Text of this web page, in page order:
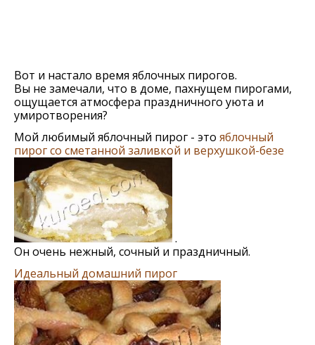
Вот и настало время яблочных пирогов.
Вы не замечали, что в доме, пахнущем пирогами,
ощущается атмосфера праздничного уюта и
умиротворения?
Мой любимый яблочный пирог - это яблочный
пирог со сметанной заливкой и верхушкой-безе
.
Он очень нежный, сочный и праздничный.
Идеальный домашний пирог